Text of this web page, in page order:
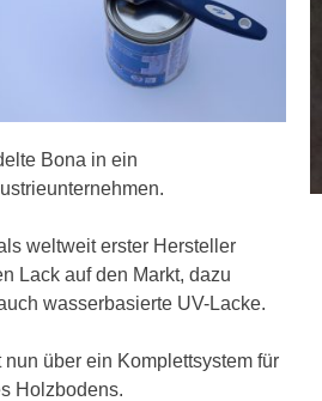
Bona in ein
weltweit erster Hersteller
Lack auf den Markt, dazu
wasserbasierte UV-Lacke.
über ein Komplettsystem für
Holzbodens.